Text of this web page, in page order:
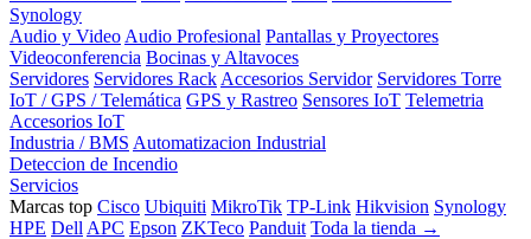
Synology
Audio y Video Audio Profesional Pantallas y Proyectores
Videoconferencia Bocinas y Altavoces
Servidores Servidores Rack Accesorios Servidor Servidores Torre
IoT / GPS / Telemática GPS y Rastreo Sensores IoT Telemetria
Accesorios IoT
Industria / BMS Automatizacion Industrial
Deteccion de Incendio
Servicios
Marcas top Cisco Ubiquiti MikroTik TP-Link Hikvision Synology
HPE Dell APC Epson ZKTeco Panduit Toda la tienda →